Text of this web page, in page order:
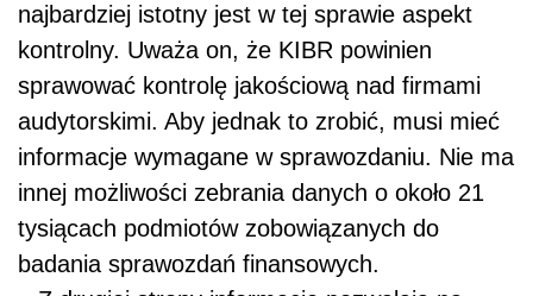
najbardziej istotny jest w tej sprawie aspekt
kontrolny. Uważa on, że KIBR powinien
sprawować kontrolę jakościową nad firmami
audytorskimi. Aby jednak to zrobić, musi mieć
informacje wymagane w sprawozdaniu. Nie ma
innej możliwości zebrania danych o około 21
tysiącach podmiotów zobowiązanych do
badania sprawozdań finansowych.